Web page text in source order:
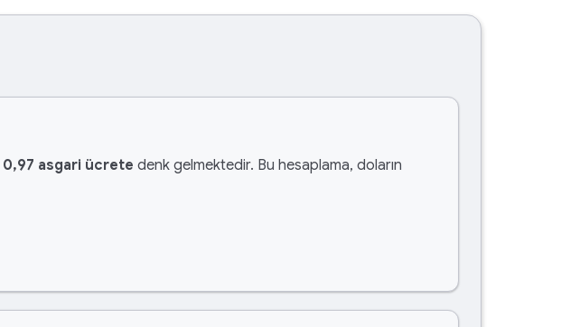
0,97 asgari ücrete denk gelmektedir. Bu hesaplama, doların